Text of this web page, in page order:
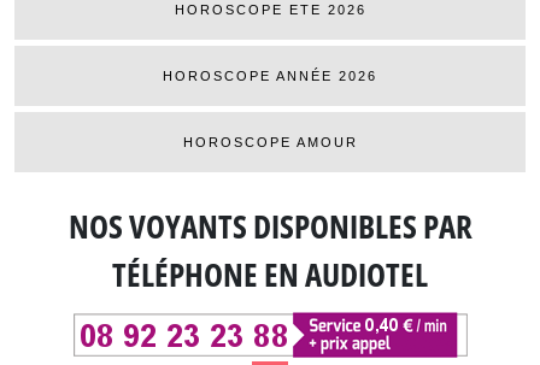
HOROSCOPE ETE 2026
HOROSCOPE ANNÉE 2026
HOROSCOPE AMOUR
NOS VOYANTS DISPONIBLESPAR
TÉLÉPHONE EN AUDIOTEL